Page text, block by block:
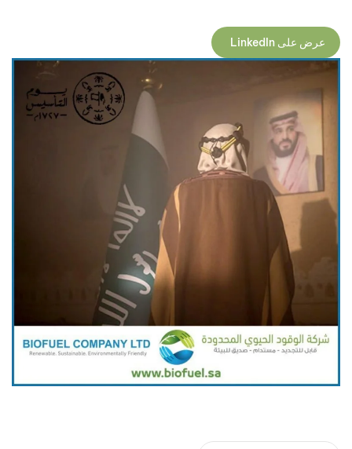
عرض على LinkedIn